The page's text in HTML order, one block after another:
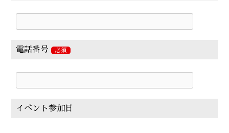
電話番号 必須
イベント参加日